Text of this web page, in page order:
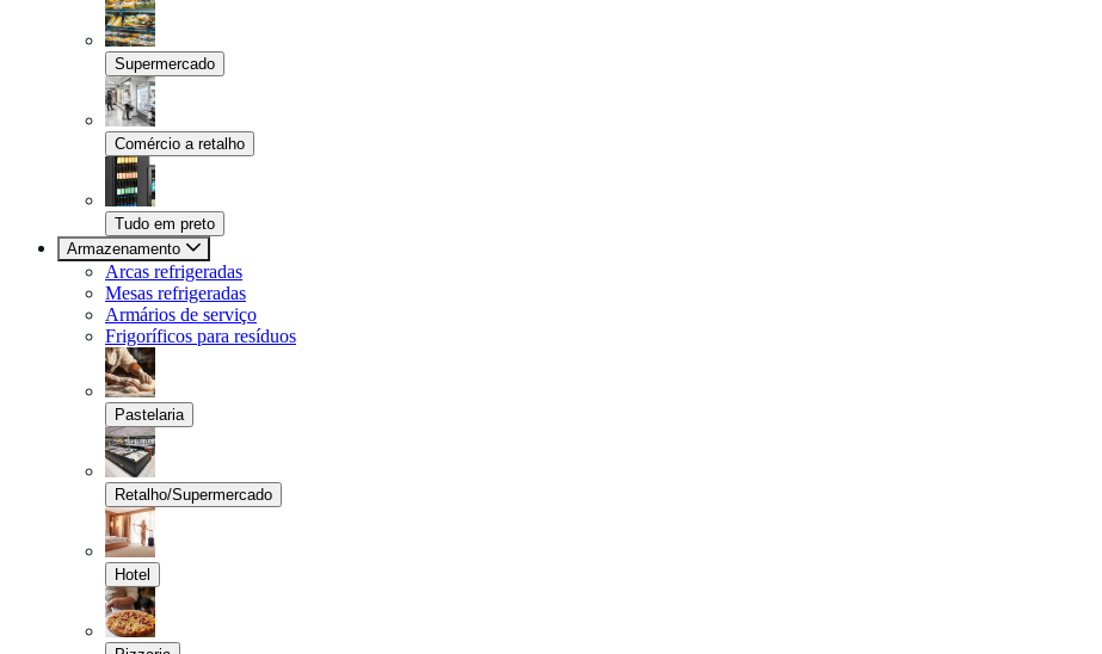
Supermercado
Comércio a retalho
Tudo em preto
Armazenamento
Arcas refrigeradas
Mesas refrigeradas
Armários de serviço
Frigoríficos para resíduos
Pastelaria
Retalho/Supermercado
Hotel